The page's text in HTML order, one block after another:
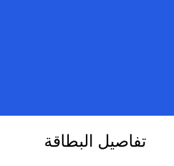
تفاصيل البطاقة